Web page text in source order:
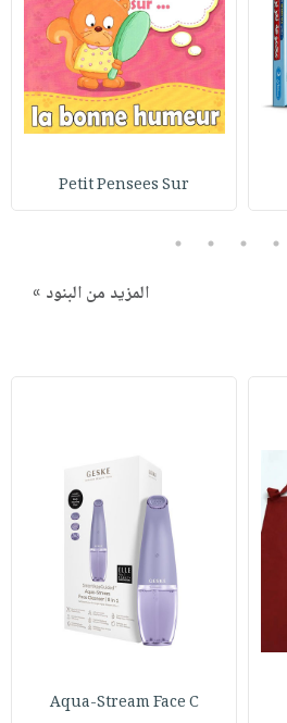
Petit Pensees Sur
2
3
4
5
المزيد من البنود »
Aqua-Stream Face C